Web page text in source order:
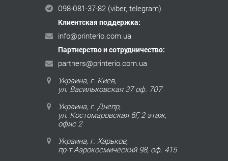
098-081-37-82 (viber, telegram)
Клиентская поддержка:
info@printerio.com.ua
Партнерство и сотрудничество:
partners@printerio.com.ua
Украина, г. Киев,
ул. Васильковская 37 оф. 707
Украина, г. Днепр,
ул. Костомаровская 6Г, 2 этаж,
офис 2
Украина, г. Харьков,
пр-т Аэрокосмический 98, оф. 415